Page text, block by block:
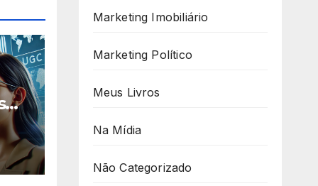
Marketing Imobiliário
Marketing Político
Meus Livros
Na Mídia
Não Categorizado